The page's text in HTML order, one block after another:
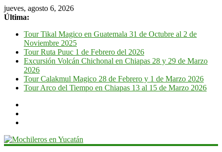
jueves, agosto 6, 2026
Última:
Tour Tikal Magico en Guatemala 31 de Octubre al 2 de
Noviembre 2025
Tour Ruta Puuc 1 de Febrero del 2026
Excursión Volcán Chichonal en Chiapas 28 y 29 de Marzo
2026
Tour Calakmul Magico 28 de Febrero y 1 de Marzo 2026
Tour Arco del Tiempo en Chiapas 13 al 15 de Marzo 2026